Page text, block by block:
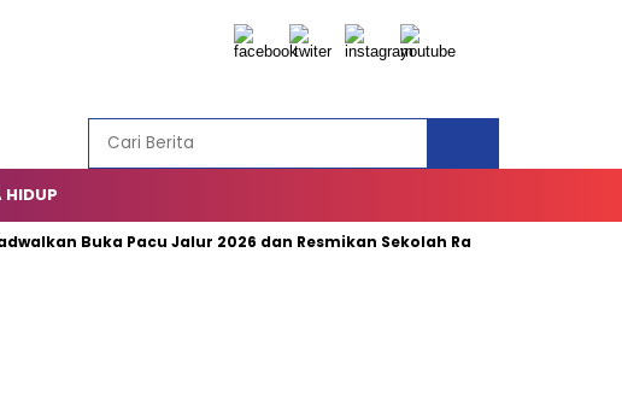
HIDUP
Buka Pacu Jalur 2026 dan Resmikan Sekolah Rakyat di Kuansing